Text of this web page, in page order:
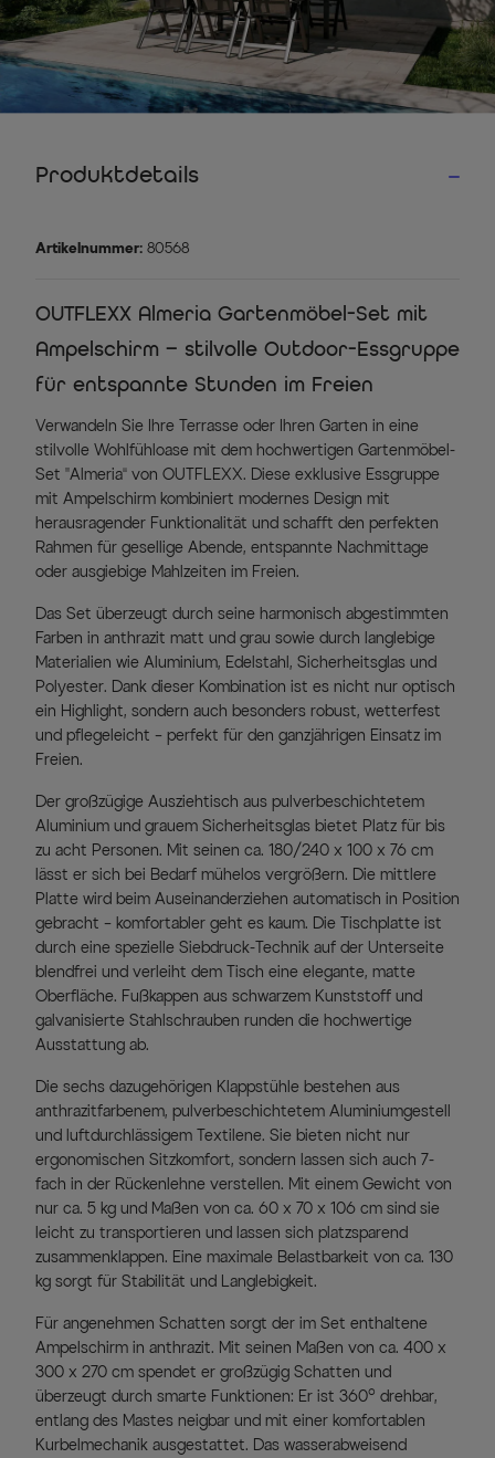
Produktdetails
Artikelnummer: 80568
OUTFLEXX Almeria Gartenmöbel-Set mit
Ampelschirm – stilvolle Outdoor-Essgruppe
für entspannte Stunden im Freien
Verwandeln Sie Ihre Terrasse oder Ihren Garten in eine
stilvolle Wohlfühloase mit dem hochwertigen Gartenmöbel-
Set „Almeria“ von OUTFLEXX. Diese exklusive Essgruppe
mit Ampelschirm kombiniert modernes Design mit
herausragender Funktionalität und schafft den perfekten
Rahmen für gesellige Abende, entspannte Nachmittage
oder ausgiebige Mahlzeiten im Freien.
Das Set überzeugt durch seine harmonisch abgestimmten
Farben in anthrazit matt und grau sowie durch langlebige
Materialien wie Aluminium, Edelstahl, Sicherheitsglas und
Polyester. Dank dieser Kombination ist es nicht nur optisch
ein Highlight, sondern auch besonders robust, wetterfest
und pflegeleicht – perfekt für den ganzjährigen Einsatz im
Freien.
Der großzügige Ausziehtisch aus pulverbeschichtetem
Aluminium und grauem Sicherheitsglas bietet Platz für bis
zu acht Personen. Mit seinen ca. 180/240 x 100 x 76 cm
lässt er sich bei Bedarf mühelos vergrößern. Die mittlere
Platte wird beim Auseinanderziehen automatisch in Position
gebracht – komfortabler geht es kaum. Die Tischplatte ist
durch eine spezielle Siebdruck-Technik auf der Unterseite
blendfrei und verleiht dem Tisch eine elegante, matte
Oberfläche. Fußkappen aus schwarzem Kunststoff und
galvanisierte Stahlschrauben runden die hochwertige
Ausstattung ab.
Die sechs dazugehörigen Klappstühle bestehen aus
anthrazitfarbenem, pulverbeschichtetem Aluminiumgestell
und luftdurchlässigem Textilene. Sie bieten nicht nur
ergonomischen Sitzkomfort, sondern lassen sich auch 7-
fach in der Rückenlehne verstellen. Mit einem Gewicht von
nur ca. 5 kg und Maßen von ca. 60 x 70 x 106 cm sind sie
leicht zu transportieren und lassen sich platzsparend
zusammenklappen. Eine maximale Belastbarkeit von ca. 130
kg sorgt für Stabilität und Langlebigkeit.
Für angenehmen Schatten sorgt der im Set enthaltene
Ampelschirm in anthrazit. Mit seinen Maßen von ca. 400 x
300 x 270 cm spendet er großzügig Schatten und
überzeugt durch smarte Funktionen: Er ist 360° drehbar,
entlang des Mastes neigbar und mit einer komfortablen
Kurbelmechanik ausgestattet. Das wasserabweisend